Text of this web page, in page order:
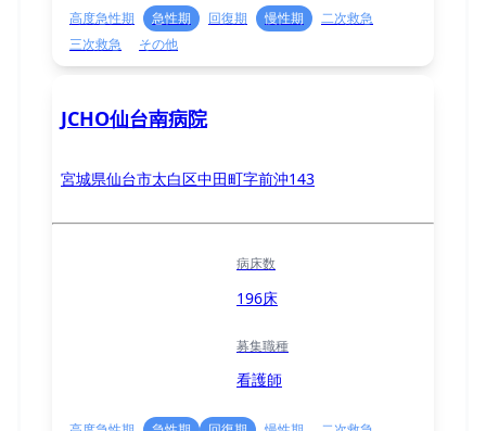
高度急性期 急性期 回復期 慢性期
二次救急
三次救急
その他
JCHO仙台南病院
宮城県仙台市太白区中田町字前沖143
病床数
196床
募集職種
看護師